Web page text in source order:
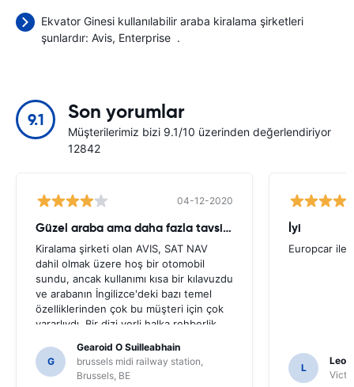
Ekvator Ginesi kullanılabilir araba kiralama şirketleri
şunlardır: Avis Enterprise .
9.1 Son yorumlar
Müşterilerimiz bizi 9.1/10 üzerinden değerlendiriyor
12842
04-12-2020
Güzel araba ama daha fazla tavsiye gerekli
Kiralama şirketi olan AVIS, SAT NAV
dahil olmak üzere hoş bir otomobil
sundu, ancak kullanımı kısa bir kılavuzdu
ve arabanın İngilizce'deki bazı temel
özelliklerinden çok bu müşteri için çok
yararlıydı. Bir dizi yerli halka rehberlik
yalnızca SAT NAV'ın işlevlerini
anlamamış olabiliriz.
G
Gearoid O Suilleabhain
brussels midi railway station,
Brussels, BE
İyi
Europcar ile
L